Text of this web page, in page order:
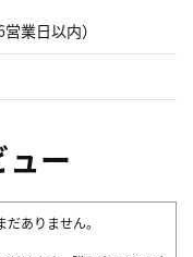
業日以内）
ー
ありません。